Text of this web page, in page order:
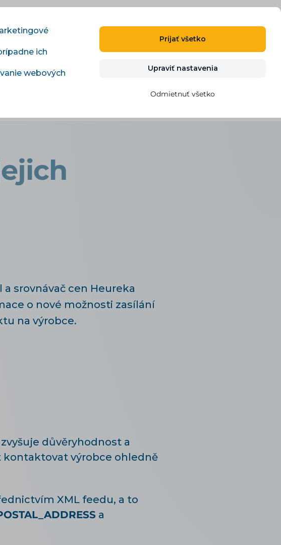
VYSKÚŠAŤ ZDARMA
srovnávač cen Heureka
o nové možnosti zasílání
na výrobce.
důvěryhodnost a
výrobce ohledně
XML feedu, a to
a
ich
webových
Prijať všetko
Upraviť nastavenia
Odmietnuť všetko